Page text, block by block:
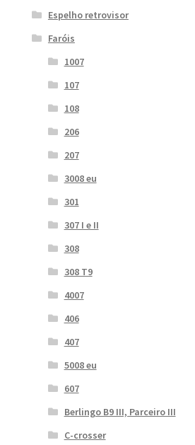
Espelho retrovisor
Faróis
1007
107
108
206
207
3008 eu
301
307 I e II
308
308 T9
4007
406
407
5008 eu
607
Berlingo B9 III, Parceiro III
C-crosser